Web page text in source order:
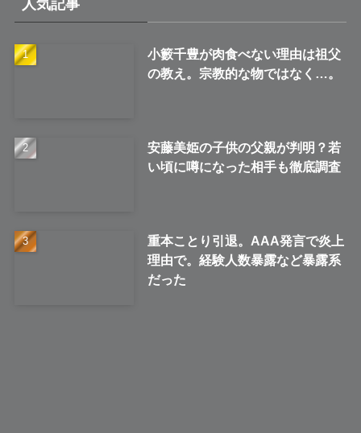
ブ
人気記事
小籔千豊が肉食べない理由は祖父
の教え。宗教的な物ではなく…。
安藤美姫の子供の父親が判明？若
い頃に噂になった相手も徹底調査
重本ことり引退。AAA発言で炎上
理由で。経験人数暴露など暴露系
だった